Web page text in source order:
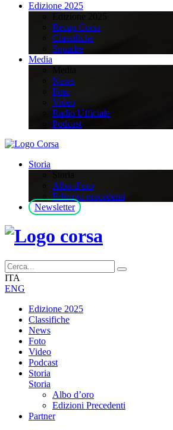
Edizione 2025
Recap Corsa
Classifiche
Squadre
Media
News
Foto
Video
Radio Ufficiale
Podcast
Storia
Albo d’oro
Edizioni precedenti
Newsletter
ITA
ENG
Edizione 2025
Classifiche
News
Foto
Video
Podcast
Storia
Storia
Albo d’oro
Edizioni Precedenti
Partner